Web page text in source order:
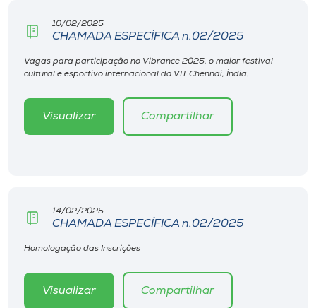
Editora
Rádio
o idioma
10/02/2025
CHAMADA ESPECÍFICA n.02/2025
Vagas para participação no Vibrance 2025, o maior festival
cultural e esportivo internacional do VIT Chennai, Índia.
Visualizar Compartilhar
14/02/2025
CHAMADA ESPECÍFICA n.02/2025
Homologação das Inscrições
Visualizar Compartilhar